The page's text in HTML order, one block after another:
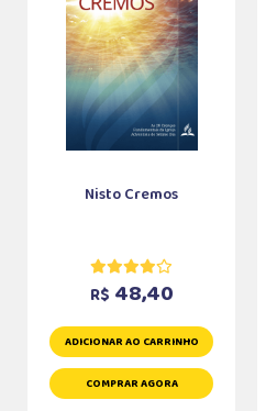
Nisto Cremos
R$ 48,40
ADICIONAR AO CARRINHO
COMPRAR AGORA